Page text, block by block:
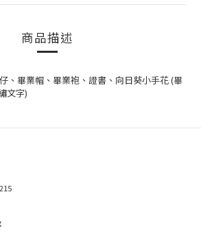
商品描述
、畢業帽、畢業袍、證書、向日葵小手花 (畢
文字)